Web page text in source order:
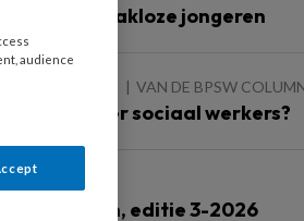
met dakloze jongeren
VAN DE BPSW
of minder sociaal werkers?
editie 3-2026
audience